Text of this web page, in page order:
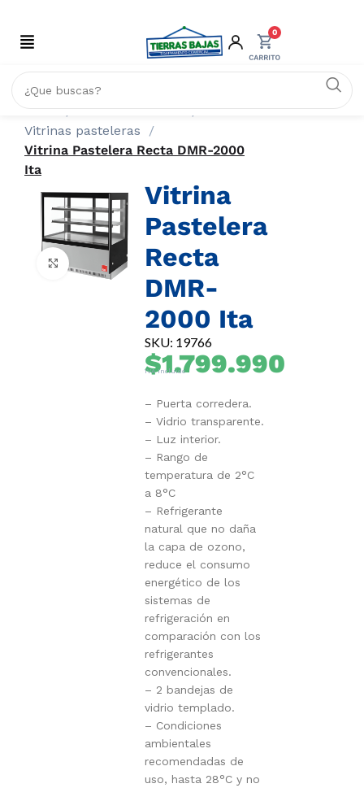
0
Inicio
REFRIGERACIÓN
Vitrinas pasteleras
Vitrina Pastelera Recta DMR-2000
Ita
Click to enlarge
Vitrina
Pastelera
Recta
DMR-
2000 Ita
SKU: 19766
$1.799.990
IVA Incluido
– Puerta corredera.
– Vidrio transparente.
– Luz interior.
– Rango de
temperatura de 2°C
a 8°C
– Refrigerante
natural que no daña
la capa de ozono,
reduce el consumo
energético de los
sistemas de
refrigeración en
comparación con los
refrigerantes
convencionales.
– 2 bandejas de
vidrio templado.
– Condiciones
ambientales
recomendadas de
uso, hasta 28°C y no